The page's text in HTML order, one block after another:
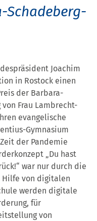
Schadeberg-
Joachim
in Rostock einen
der Barbara-
Frau Lambrecht-
evangelische
Gymnasium
der Pandemie
„Du hast
war nur durch die
von digitalen
werden digitale
für
von